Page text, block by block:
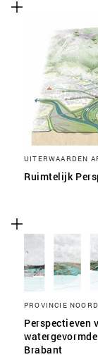
UITERWAARDEN
Ruimtelijk
PROVINCIE
Perspectieven
Brabant